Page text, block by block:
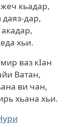
кьадар,
даяз-дар,
хьи.
ваз кIан
Ватан,
ви чан,
хьана хьи.